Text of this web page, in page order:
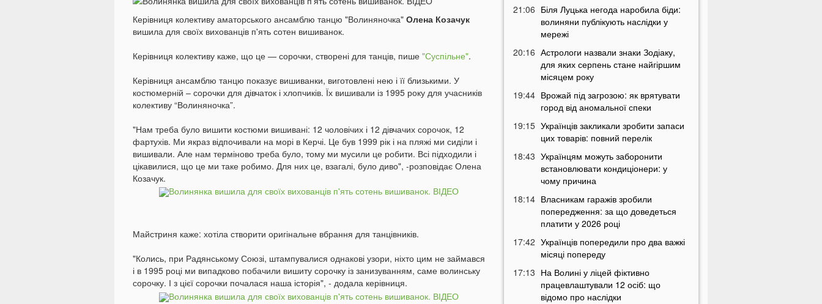
Керівниця колективу аматорського ансамблю танцю "Волиняночка" Олена Козачук
вишила для своїх вихованців п'ять сотен вишиванок.
Керівниця колективу каже, що це — сорочки, створені для танців, пише "Суспільне".
Керівниця ансамблю танцю показує вишиванки, виготовлені нею і її близькими. У
костюмерній – сорочки для дівчаток і хлопчиків. Їх вишивали із 1995 року для учасників
колективу “Волиняночка”.
"Нам треба було вишити костюми вишивані: 12 чоловічих і 12 дівчачих сорочок, 12
фартухів. Ми якраз відпочивали на морі в Керчі. Це був 1999 рік і на пляжі ми сиділи і
вишивали. Але нам терміново треба було, тому ми мусили це робити. Всі підходили і
цікавилися, що це ми таке робимо. Для них це, взагалі, було диво", -розповідає Олена
Козачук.
Майстриня каже: хотіла створити оригінальне вбрання для танцівників.
"Колись, при Радянському Союзі, штампувалися однакові узори, ніхто цим не займався
і в 1995 році ми випадково побачили вишиту сорочку із занизуванням, саме волинську
сорочку. І з цієї сорочки почалася наша історія", - додала керівниця.
21:06 Біля Луцька негода наробила біди:
волиняни публікують наслідки у
мережі
20:16 Астрологи назвали знаки Зодіаку,
для яких серпень стане найгіршим
місяцем року
19:44 Врожай під загрозою: як врятувати
город від аномальної спеки
19:15 Українців закликали зробити запаси
цих товарів: повний перелік
18:43 Українцям можуть заборонити
встановлювати кондиціонери: у
чому причина
18:14 Власникам гаражів зробили
попередження: за що доведеться
платити у 2026 році
17:42 Українців попередили про два важкі
місяці попереду
17:13 На Волині у ліцей фіктивно
працевлаштували 12 осіб: що
відомо про наслідки